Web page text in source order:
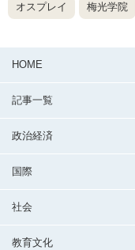
オスプレイ 梅光学院
HOME
記事一覧
政治経済
国際
社会
教育文化